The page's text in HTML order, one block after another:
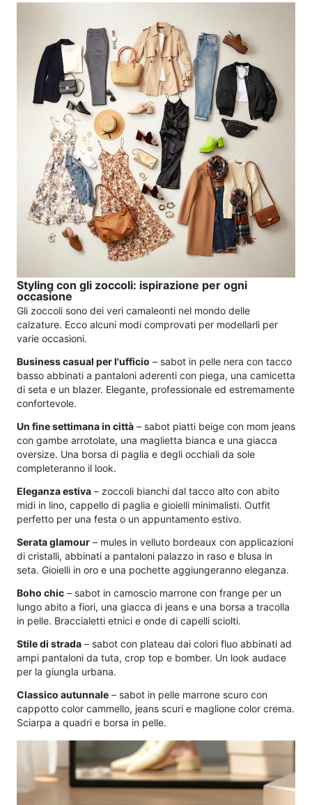
Styling con gli zoccoli: ispirazione per ogni
occasione
Gli zoccoli sono dei veri camaleonti nel mondo delle
calzature. Ecco alcuni modi comprovati per modellarli per
varie occasioni.
Business casual per l'ufficio – sabot in pelle nera con tacco
basso abbinati a pantaloni aderenti con piega, una camicetta
di seta e un blazer. Elegante, professionale ed estremamente
confortevole.
Un fine settimana in città – sabot piatti beige con mom jeans
con gambe arrotolate, una maglietta bianca e una giacca
oversize. Una borsa di paglia e degli occhiali da sole
completeranno il look.
Eleganza estiva – zoccoli bianchi dal tacco alto con abito
midi in lino, cappello di paglia e gioielli minimalisti. Outfit
perfetto per una festa o un appuntamento estivo.
Serata glamour – mules in velluto bordeaux con applicazioni
di cristalli, abbinati a pantaloni palazzo in raso e blusa in
seta. Gioielli in oro e una pochette aggiungeranno eleganza.
Boho chic – sabot in camoscio marrone con frange per un
lungo abito a fiori, una giacca di jeans e una borsa a tracolla
in pelle. Braccialetti etnici e onde di capelli sciolti.
Stile di strada – sabot con plateau dai colori fluo abbinati ad
ampi pantaloni da tuta, crop top e bomber. Un look audace
per la giungla urbana.
Classico autunnale – sabot in pelle marrone scuro con
cappotto color cammello, jeans scuri e maglione color crema.
Sciarpa a quadri e borsa in pelle.